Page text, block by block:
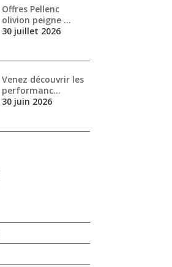
Offres Pellenc
olivion peigne …
30 juillet 2026
Venez découvrir les
performanc…
30 juin 2026